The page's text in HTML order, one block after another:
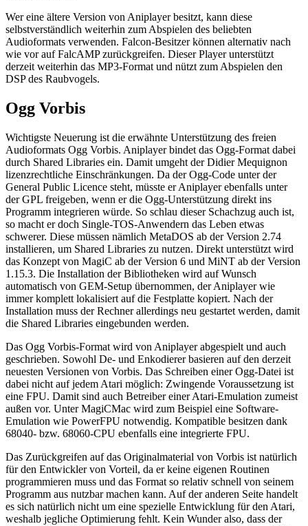
Wer eine ältere Version von Aniplayer besitzt, kann diese
selbstverständlich weiterhin zum Abspielen des beliebten
Audioformats verwenden. Falcon-Besitzer können alternativ nach
wie vor auf FalcAMP zurückgreifen. Dieser Player unterstützt
derzeit weiterhin das MP3-Format und nützt zum Abspielen den
DSP des Raubvogels.
Ogg Vorbis
Wichtigste Neuerung ist die erwähnte Unterstützung des freien
Audioformats Ogg Vorbis. Aniplayer bindet das Ogg-Format dabei
durch Shared Libraries ein. Damit umgeht der Didier Mequignon
lizenzrechtliche Einschränkungen. Da der Ogg-Code unter der
General Public Licence steht, müsste er Aniplayer ebenfalls unter
der GPL freigeben, wenn er die Ogg-Unterstützung direkt ins
Programm integrieren würde. So schlau dieser Schachzug auch ist,
so macht er doch Single-TOS-Anwendern das Leben etwas
schwerer. Diese müssen nämlich MetaDOS ab der Version 2.74
installieren, um Shared Libraries zu nutzen. Direkt unterstützt wird
das Konzept von MagiC ab der Version 6 und MiNT ab der Version
1.15.3. Die Installation der Bibliotheken wird auf Wunsch
automatisch von GEM-Setup übernommen, der Aniplayer wie
immer komplett lokalisiert auf die Festplatte kopiert. Nach der
Installation muss der Rechner allerdings neu gestartet werden, damit
die Shared Libraries eingebunden werden.
Das Ogg Vorbis-Format wird von Aniplayer abgespielt und auch
geschrieben. Sowohl De- und Enkodierer basieren auf den derzeit
neuesten Versionen von Vorbis. Das Schreiben einer Ogg-Datei ist
dabei nicht auf jedem Atari möglich: Zwingende Voraussetzung ist
eine FPU. Damit sind auch Betreiber einer Atari-Emulation zumeist
außen vor. Unter MagiCMac wird zum Beispiel eine Software-
Emulation wie PowerFPU notwendig. Kompatible besitzen dank
68040- bzw. 68060-CPU ebenfalls eine integrierte FPU.
Das Zurückgreifen auf das Originalmaterial von Vorbis ist natürlich
für den Entwickler von Vorteil, da er keine eigenen Routinen
programmieren muss und das Format so relativ schnell von seinem
Programm aus nutzbar machen kann. Auf der anderen Seite handelt
es sich natürlich nicht um eine spezielle Entwicklung für den Atari,
weshalb jegliche Optimierung fehlt. Kein Wunder also, dass der